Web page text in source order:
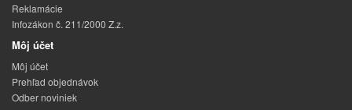
Reklamácie
Infozákon č. 211/2000 Z.z.
Môj účet
Môj účet
Prehľad objednávok
Odber noviniek